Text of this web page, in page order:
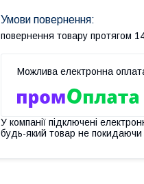
повернення товару протягом
У компанії підключені
будь-який товар не покидаючи